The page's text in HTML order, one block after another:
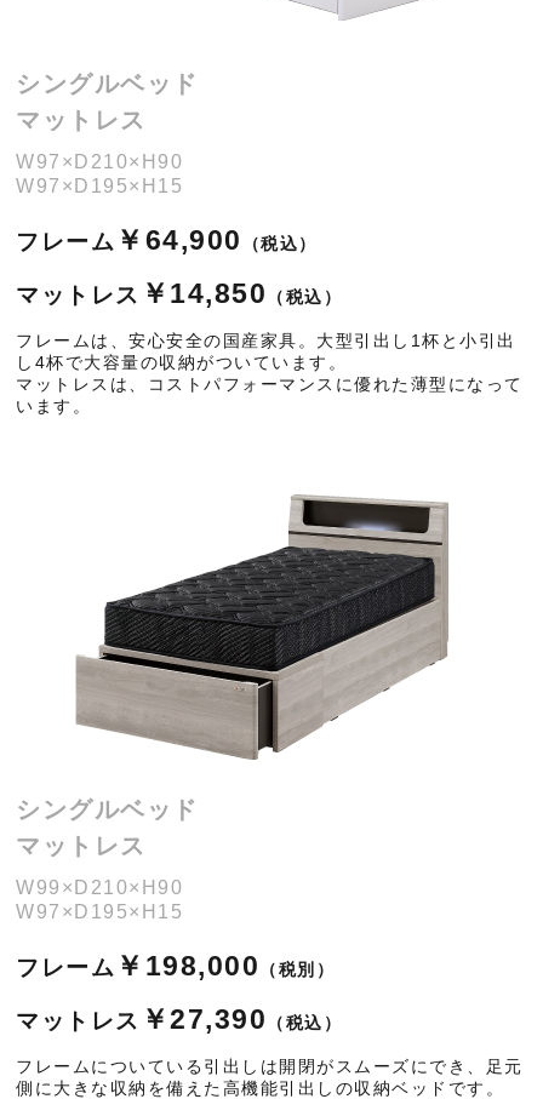
シングルベッド
マットレス
W97×D210×H90
W97×D195×H15
フレーム ￥64,900 （税込）
マットレス ￥14,850 （税込）
フレームは、安心安全の国産家具。大型引出し1杯と小引出
し4杯で大容量の収納がついています。
マットレスは、コストパフォーマンスに優れた薄型になって
います。
シングルベッド
マットレス
W99×D210×H90
W97×D195×H15
フレーム ￥198,000 （税別）
マットレス ￥27,390 （税込）
フレームについている引出しは開閉がスムーズにでき、足元
側に大きな収納を備えた高機能引出しの収納ベッドです。